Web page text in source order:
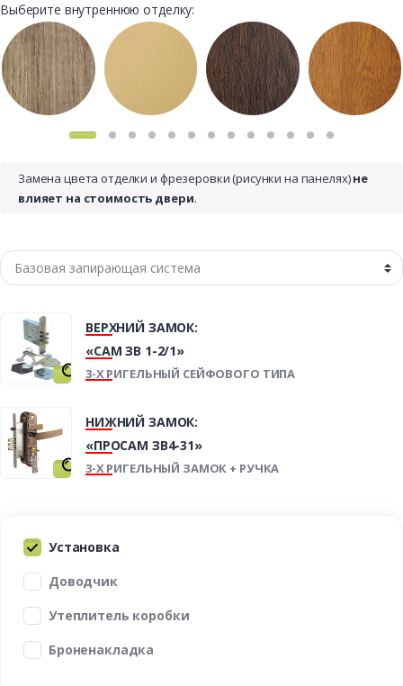
Выберите внутреннюю отделку:
Замена цвета отделки и фрезеровки (рисунки на панелях)не
влияет на стоимость двери.
ВЕРХНИЙ ЗАМОК:
«САМ ЗВ 1-2/1»
3-Х РИГЕЛЬНЫЙ СЕЙФОВОГО ТИПА
НИЖНИЙ ЗАМОК:
«ПРОСАМ ЗВ4-31»
3-Х РИГЕЛЬНЫЙ ЗАМОК + РУЧКА
Установка
Доводчик
Утеплитель коробки
Броненакладка